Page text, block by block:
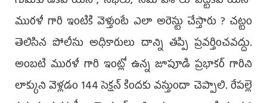
మురళీ గారి ఇంటికి వెళ్తుంటే ఎలా అరెస్టు చేస్తారు ? చట్టం
తెలిసిన పోలీసు అధికారులు దాన్ని తప్పి ప్రవర్తించవద్దు.
అంబటి మురళీ గారి ఇంట్లో ఉన్న జూపూడి ప్రభాకర్ గారిని
లాక్కుని వెళ్లడం 144 సెక్షన్ కిందకు వస్తుందా చెప్పాలి. రేపల్లె